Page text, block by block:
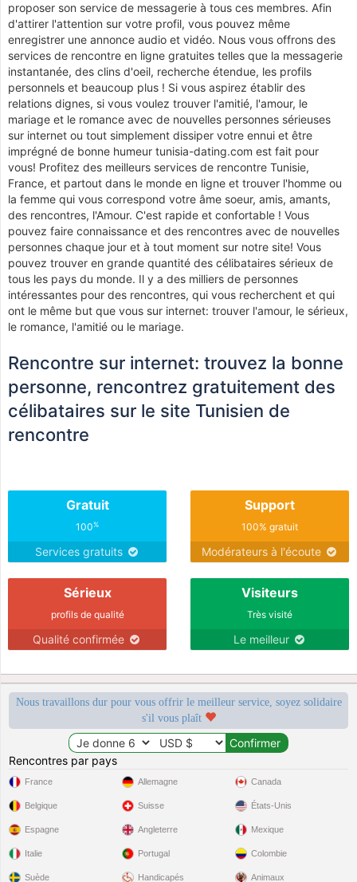
proposer son service de messagerie à tous ces membres. Afin
d'attirer l'attention sur votre profil, vous pouvez même
enregistrer une annonce audio et vidéo. Nous vous offrons des
services de rencontre en ligne gratuites telles que la messagerie
instantanée, des clins d'oeil, recherche étendue, les profils
personnels et beaucoup plus ! Si vous aspirez établir des
relations dignes, si vous voulez trouver l'amitié, l'amour, le
mariage et le romance avec de nouvelles personnes sérieuses
sur internet ou tout simplement dissiper votre ennui et être
imprégné de bonne humeur tunisia-dating.com est fait pour
vous! Profitez des meilleurs services de rencontre Tunisie,
France, et partout dans le monde en ligne et trouver l'homme ou
la femme qui vous correspond votre âme soeur, amis, amants,
des rencontres, l'Amour. C'est rapide et confortable ! Vous
pouvez faire connaissance et des rencontres avec de nouvelles
personnes chaque jour et à tout moment sur notre site! Vous
pouvez trouver en grande quantité des célibataires sérieux de
tous les pays du monde. Il y a des milliers de personnes
intéressantes pour des rencontres, qui vous recherchent et qui
ont le même but que vous sur internet: trouver l'amour, le sérieux,
le romance, l'amitié ou le mariage.
Rencontre sur internet: trouvez la bonne
personne, rencontrez gratuitement des
célibataires sur le site Tunisien de
rencontre
Gratuit
100%
Services gratuits
Support
100% gratuit
Modérateurs à l'écoute
Sérieux
profils de qualité
Qualité confirmée
Visiteurs
Très visité
Le meilleur
Nous travaillons dur pour vous offrir le meilleur service, soyez solidaire
s'il vous plaît
Rencontres par pays
France
Belgique
Espagne
Italie
Suède
Allemagne
Suisse
Angleterre
Portugal
Handicapés
Canada
États-Unis
Mexique
Colombie
Animaux